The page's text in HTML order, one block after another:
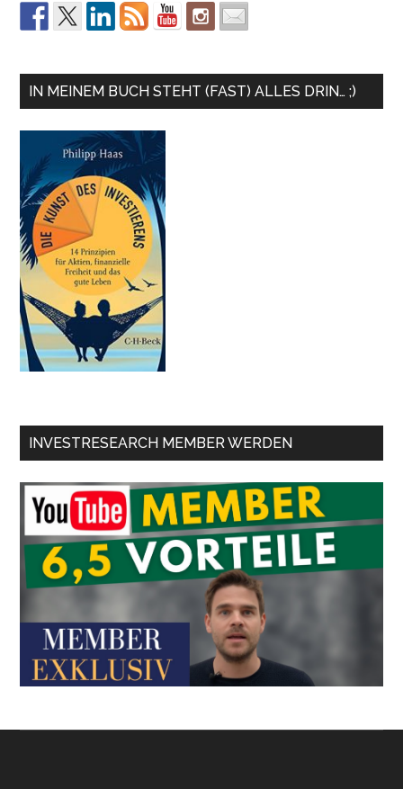
IN MEINEM BUCH STEHT (FAST) ALLES DRIN… ;)
INVESTRESEARCH MEMBER WERDEN